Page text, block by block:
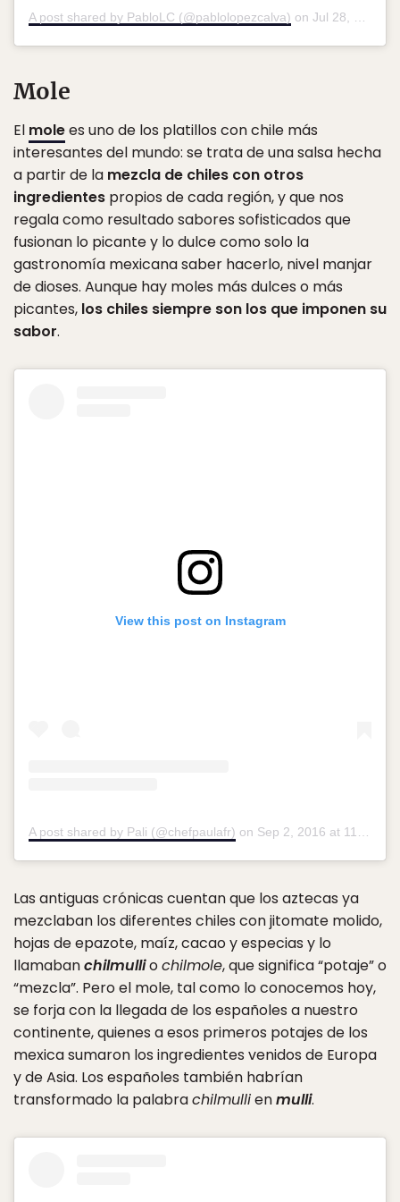
A post shared by PabloLC (@pablolopezcalva) on Jul 28, 2018 at 9:00pm PDT
Mole
El molees uno de los platillos con chile más
interesantes del mundo: se trata de una salsa hecha
a partir de la mezcla de chiles con otros
ingredientes propios de cada región, y que nos
regala como resultado sabores sofisticados que
fusionan lo picante y lo dulce como solo la
gastronomía mexicana saber hacerlo, nivel manjar
de dioses. Aunque hay moles más dulces o más
picantes, los chiles siempre son los que imponen su
sabor.
View this post on Instagram
A post shared by Pali (@chefpaulafr) on Sep 2, 2016 at 11:39am PDT
Las antiguas crónicas cuentan que los aztecas ya
mezclaban los diferentes chiles con jitomate molido,
hojas de epazote, maíz, cacao y especias y lo
llamabanchilmulliochilmole, que significa “potaje” o
“mezcla”. Pero el mole, tal como lo conocemos hoy,
se forja con la llegada de los españoles a nuestro
continente, quienes a esos primeros potajes de los
mexica sumaron los ingredientes venidos de Europa
y de Asia. Los españoles también habrían
transformado la palabrachilmullienmulli.